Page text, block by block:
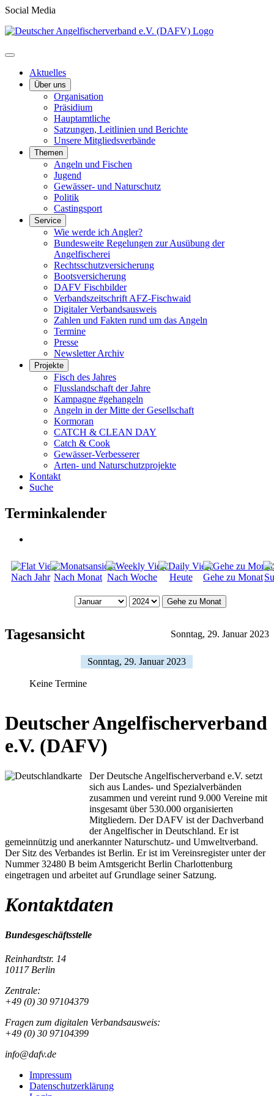
Social Media
Aktuelles
Über uns
Organisation
Präsidium
Hauptamtliche
Satzungen, Leitlinien und Berichte
Unsere Mitgliedsverbände
Themen
Angeln und Fischen
Jugend
Gewässer- und Naturschutz
Politik
Castingsport
Service
Wie werde ich Angler?
Bundesweite Regelungen zur Ausübung der
Angelfischerei
Rechtsschutzversicherung
Bootsversicherung
DAFV Fischbilder
Verbandszeitschrift AFZ-Fischwaid
Digitaler Verbandsausweis
Zahlen und Fakten rund um das Angeln
Termine
Presse
Newsletter Archiv
Projekte
Fisch des Jahres
Flusslandschaft der Jahre
Kampagne #gehangeln
Angeln in der Mitte der Gesellschaft
Kormoran
CATCH & CLEAN DAY
Catch & Cook
Gewässer-Verbesserer
Arten- und Naturschutzprojekte
Kontakt
Suche
Terminkalender
Nach Jahr Nach Monat Nach Woche Heute Gehe zu Monat
Gehe zu Monat
Tagesansicht Sonntag, 29. Januar 2023
Sonntag, 29. Januar 2023
Keine Termine
Deutscher Angelfischerverband
e.V. (DAFV)
Der Deutsche Angelfischerverband e.V. setzt
sich aus Landes- und Spezialverbänden
zusammen und vereint rund 9.000 Vereine mit
insgesamt über 530.000 organisierten
Mitgliedern. Der DAFV ist der Dachverband
der Angelfischer in Deutschland. Er ist
gemeinnützig und anerkannter Naturschutz- und Umweltverband.
Der Sitz des Verbandes ist Berlin. Er ist im Vereinsregister unter der
Nummer 32480 B beim Amtsgericht Berlin Charlottenburg
eingetragen und arbeitet auf Grundlage seiner Satzung.
Kontaktdaten
Bundesgeschäftsstelle
Reinhardtstr. 14
10117 Berlin
Zentrale:
+49 (0) 30 97104379
Fragen zum digitalen Verbandsausweis:
+49 (0) 30 97104399
info@dafv.de
Impressum
Datenschutzerklärung